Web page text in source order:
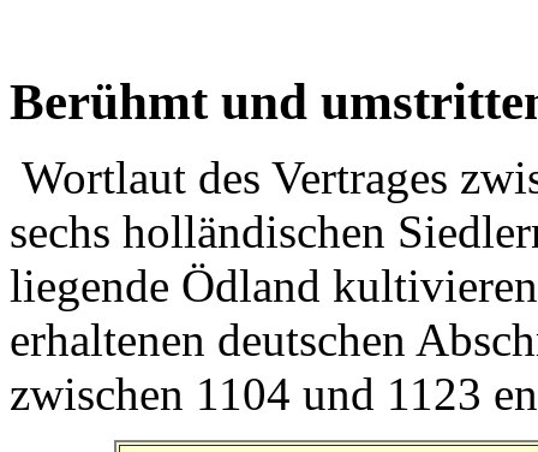
Berühmt und
Wortlaut des Vertrages
sechs holländischen
liegende Ödland
erhaltenen deutschen
zwischen 1104 und 1123